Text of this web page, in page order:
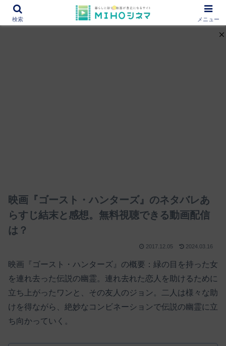
12000作品を紹介！あなたの映画図書館『MIHOシネマ』
映画『ゴースト・ハンターズ』のネタバレあ
らすじ結末と感想。無料視聴できる動画配信
は？
2017.12.05 2024.03.16
映画『ゴースト・ハンターズ』の概要：緑の目を持った女
を連れ去った伝説の幽霊。連れ去れた恋人を助けるために
立ち上がったワンと、その友人のジョン。二人は様々な助
けを得ながら、絶妙なコンビネーションで伝説の幽霊に立
ち向かっていく。
検索 メニュー